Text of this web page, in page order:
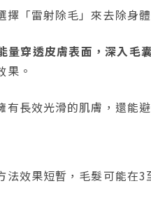
「雷射除毛」來去除身體
量穿透皮膚表面，深入毛
果。
有長效光滑的肌膚，還能
法效果短暫，毛髮可能在3